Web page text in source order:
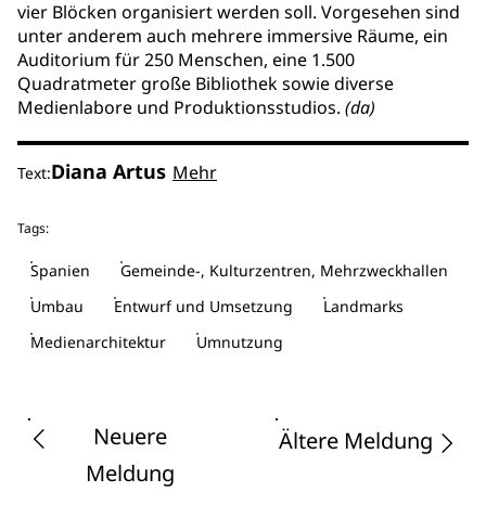
vier Blöcken organisiert werden soll. Vorgesehen sind
unter anderem auch mehrere immersive Räume, ein
Auditorium für 250 Menschen, eine 1.500
Quadratmeter große Bibliothek sowie diverse
Medienlabore und Produktionsstudios. (da)
Text:Diana Artus Mehr
Tags:
Spanien
Gemeinde-, Kulturzentren, Mehrzweckhallen
Umbau
Entwurf und Umsetzung
Landmarks
Medienarchitektur
Umnutzung
Neuere
Meldung
Ältere Meldung